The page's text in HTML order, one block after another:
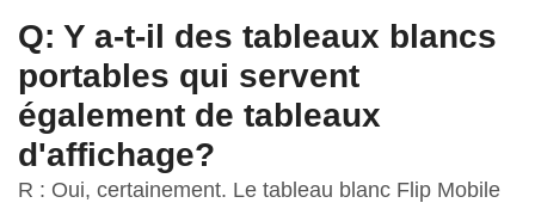
Q: Y a-t-il des tableaux blancs
portables qui servent
également de tableaux
d'affichage?
R : Oui, certainement. Le tableau blanc Flip Mobile